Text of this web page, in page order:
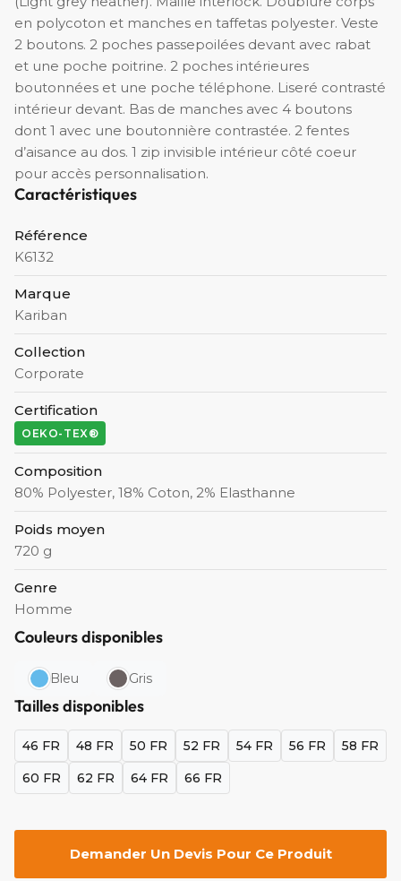
en polycoton et manches en taffetas polyester. Veste
2 boutons. 2 poches passepoilées devant avec rabat
et une poche poitrine. 2 poches intérieures
boutonnées et une poche téléphone. Liseré contrasté
intérieur devant. Bas de manches avec 4 boutons
dont 1 avec une boutonnière contrastée. 2 fentes
d’aisance au dos. 1 zip invisible intérieur côté coeur
pour accès personnalisation.
Caractéristiques
Référence
K6132
Marque
Kariban
Collection
Corporate
Certification
OEKO-TEX®
Composition
80% Polyester, 18% Coton, 2% Elasthanne
Poids moyen
720 g
Genre
Homme
Couleurs disponibles
Bleu Gris
Tailles disponibles
46 FR 48 FR 50 FR 52 FR 54 FR 56 FR
58 FR
60 FR
62 FR 64 FR 66 FR
Demander Un Devis Pour Ce Produit